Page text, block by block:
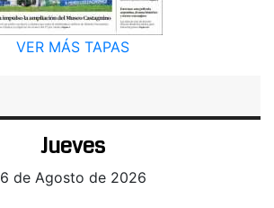
VER MÁS TAPAS
Jueves
6 de Agosto de 2026